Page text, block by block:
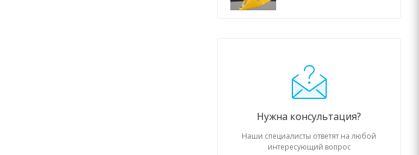
Нужна консультация?
Наши специалисты ответят на любой
интересующий вопрос